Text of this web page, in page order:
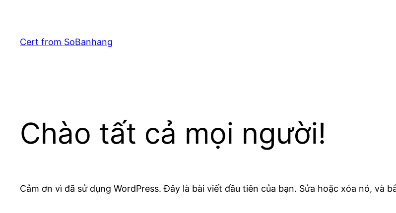
phầnCert from SoBanhang
Chào tất cả mọi người!
Cảm ơn vì đã sử dụng WordPress. Đây là bài viết đầu tiên của bạn. Sửa hoặc xóa nó, và